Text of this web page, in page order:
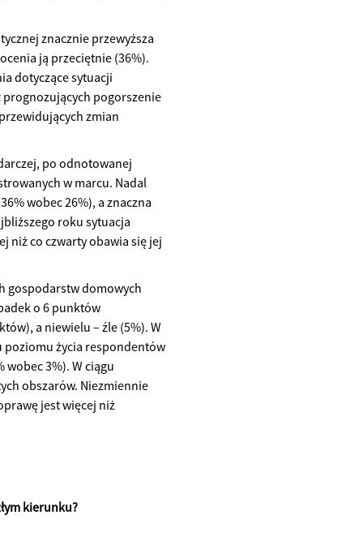
znacznie przewyższa
ją przeciętnie (36%).
dotyczące sytuacji
prognozujących pogorszenie
zmian
po odnotowanej
w marcu. Nadal
wobec 26%), a znaczna
roku sytuacja
niż co czwarty obawia się jej
gospodarstw domowych
o 6 punktów
a niewielu – źle (5%). W
poziomu życia respondentów
3%). W ciągu
obszarów. Niezmiennie
jest więcej niż
kierunku?